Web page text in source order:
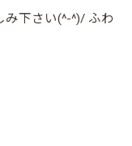
下さい(^-^)/ ふわ